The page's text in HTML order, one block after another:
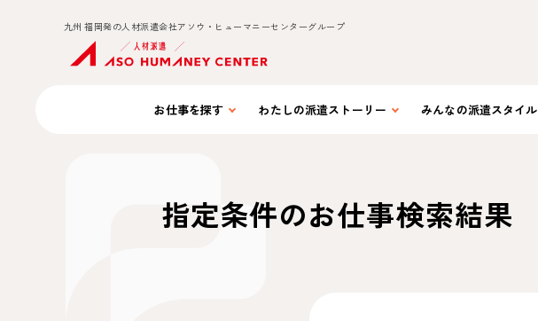
九州 福岡発の人材派遣会社アソウ・ヒューマニーセンターグループ
お仕事を探す わたしの派遣ストーリー みんなの派遣スタイル
指定条件のお仕事検索結果